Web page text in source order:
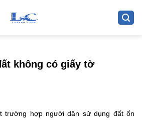
không có giấy tờ
trường hợp người dân sử dụng đất ổn